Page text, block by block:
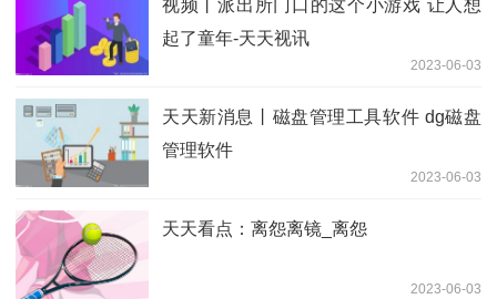
视频丨派出所门口的这个小游戏 让人想
起了童年-天天视讯
2023-06-03
天天新消息丨磁盘管理工具软件 dg磁盘
管理软件
2023-06-03
天天看点：离怨离镜_离怨
2023-06-03